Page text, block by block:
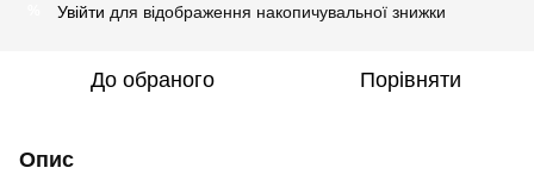
Увійти для відображення накопичувальної знижки
До обраного Порівняти
Опис